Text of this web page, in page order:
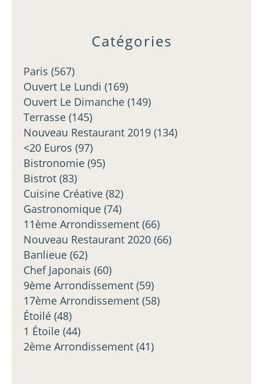
Catégories
Paris (567)
Ouvert Le Lundi (169)
Ouvert Le Dimanche (149)
Terrasse (145)
Nouveau Restaurant 2019 (134)
<20 Euros (97)
Bistronomie (95)
Bistrot (83)
Cuisine Créative (82)
Gastronomique (74)
11ème Arrondissement (66)
Nouveau Restaurant 2020 (66)
Banlieue (62)
Chef Japonais (60)
9ème Arrondissement (59)
17ème Arrondissement (58)
Étoilé (48)
1 Étoile (44)
2ème Arrondissement (41)